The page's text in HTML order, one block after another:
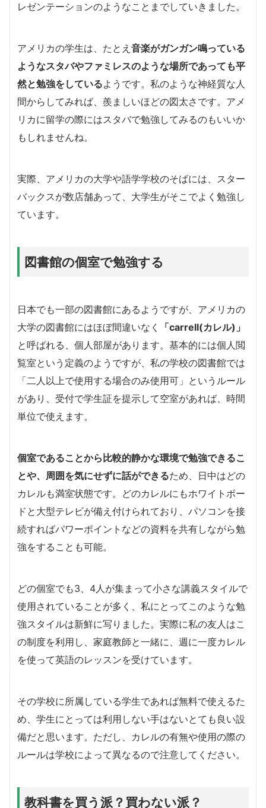
レゼンテーションのようなことまでしていきました。
アメリカの学生は、たとえ 音楽がガンガン鳴っている
ようなスタバやファミレスのような場所であっても平
然と勉強をしているようです。私のような神経質な人
間からしてみれば、羨ましいほどの図太さです。アメ
リカに留学の際にはスタバで勉強してみるのもいいか
もしれませんね。
実際、アメリカの大学や語学学校のそばには、スター
バックスが数店舗あって、大学生がそこでよく勉強し
ています。
図書館の個室で勉強する
日本でも一部の図書館にあるようですが、アメリカの
大学の図書館にはほぼ間違いなく
「carrell(カレル)」
と呼ばれる、個人部屋があります。基本的には個人閲
覧室という定義のようですが、私の学校の図書館では
「二人以上で使用する場合のみ使用可」というルール
があり、受付で学生証を提示して空室があれば、時間
単位で使えます。
個室であることから比較的静かな環境で勉強できるこ
とや、周囲を気にせずに話ができるため、日中はどの
カレルも満室状態です。どのカレルにもホワイトボー
ドと大型テレビが備え付けられており、パソコンを接
続すればパワーポイントなどの資料を共有しながら勉
強をすることも可能。
どの個室でも3、4人が集まって小さな講義スタイルで
使用されていることが多く、私にとってこのような勉
強スタイルは新鮮に写りました。実際に私の友人はこ
の制度を利用し、家庭教師と一緒に、週に一度カレル
を使って英語のレッスンを受けています。
その学校に所属している学生であれば無料で使えるた
め、学生にとっては利用しない手はないとても良い設
備だと思います。ただし、カレルの有無や使用の際の
ルールは学校によって異なるので注意してください。
教科書を買う派？買わない派？